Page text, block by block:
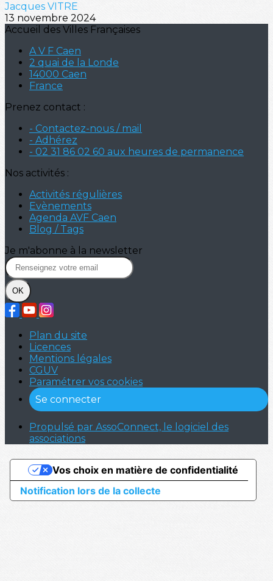
Jacques VITRE
13 novembre 2024
Accueil des Villes Françaises
A V F Caen
2 quai de la Londe
14000 Caen
France
Prenez contact :
- Contactez-nous / mail
- Adhérez
- 02 31 86 02 60 aux heures de permanence
Nos activités :
Activités régulières
Evènements
Agenda AVF Caen
Blog / Tags
Je m'abonne à la newsletter
OK
Plan du site
Licences
Mentions légales
CGUV
Paramétrer vos cookies
Se connecter
Propulsé par AssoConnect, le logiciel des
associations
Notification lors de la collecte
Vos choix en matière de confidentialité